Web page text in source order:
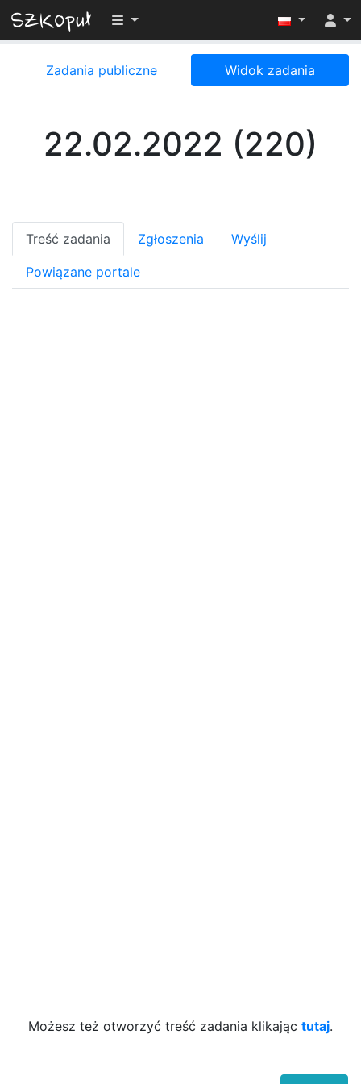
Przełącz widoczność menu
Zadania publiczne Widok zadania
22.02.2022 (220)
Treść zadania Zgłoszenia Wyślij
Powiązane portale
Możesz też otworzyć treść zadania klikając tutaj.